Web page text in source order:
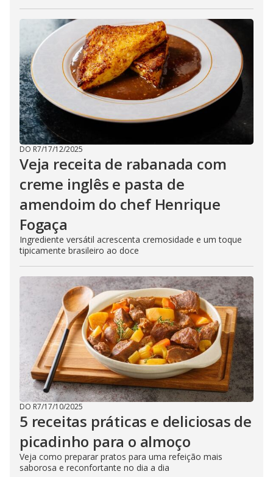
DO R7/17/12/2025
Veja receita de rabanada com
creme inglês e pasta de
amendoim do chef Henrique
Fogaça
Ingrediente versátil acrescenta cremosidade e um toque
tipicamente brasileiro ao doce
DO R7/17/10/2025
5 receitas práticas e deliciosas de
picadinho para o almoço
Veja como preparar pratos para uma refeição mais
saborosa e reconfortante no dia a dia